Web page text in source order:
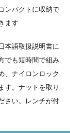
ンパクトに収納で
ます
本語取扱説明書に
でも短時間で組み
、ナイロンロック
す。ナットを取り
さい。レンチが付